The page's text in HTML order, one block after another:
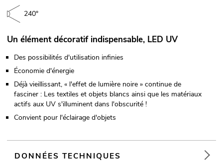
240°
Un élément décoratif indispensable, LED UV
Des possibilités d'utilisation infinies
Économie d'énergie
Déjà vieillissant, « l'effet de lumière noire » continue de
fasciner : Les textiles et objets blancs ainsi que les matériaux
actifs aux UV s'illuminent dans l'obscurité !
Convient pour l'éclairage d'objets
DONNÉES TECHNIQUES